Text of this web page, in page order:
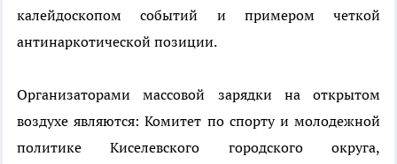
калейдоскопом событий и примером четкой
антинаркотической позиции.
Организаторами массовой зарядки на открытом
воздухе являются: Комитет по спорту и молодежной
политике Киселевского городского округа,